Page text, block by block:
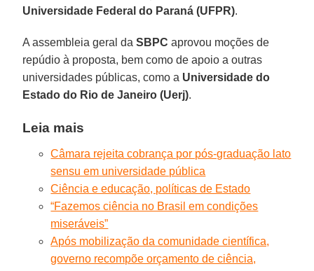
Universidade Federal do Paraná (UFPR).
A assembleia geral daSBPC aprovou moções de
repúdio à proposta, bem como de apoio a outras
universidades públicas, como a Universidade do
Estado do Rio de Janeiro (Uerj).
Leia mais
Câmara rejeita cobrança por pós-graduação lato
sensu em universidade pública
Ciência e educação, políticas de Estado
“Fazemos ciência no Brasil em condições
miseráveis”
Após mobilização da comunidade científica,
governo recompõe orçamento de ciência,